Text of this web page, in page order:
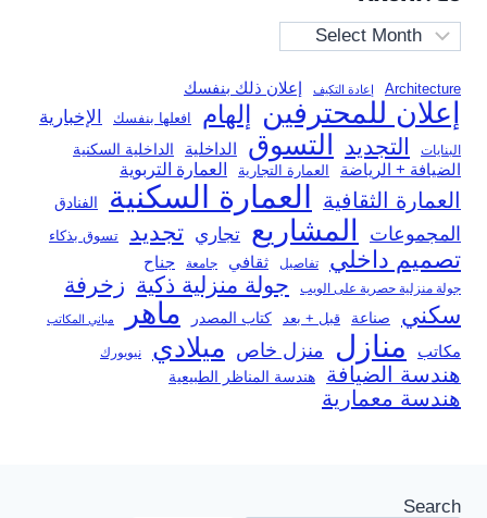
Archives
Architecture إعادة التكيف إعلان ذلك بنفسك
إعلان للمحترفين إلهام افعلها بنفسك الإخبارية
البنايات التجديد التسوق الداخلية الداخلية السكنية
الضيافة + الرياضة العمارة التجارية العمارة التربوية
العمارة الثقافية العمارة السكنية الفنادق
المجموعات المشاريع تجاري تجديد تسوق بذكاء
تصميم داخلي تفاصيل ثقافي جامعة جناح
جولة منزلية حصرية على الويب جولة منزلية ذكية زخرفة
سكني صناعة قبل + بعد كتاب المصدر ماهر مباني المكاتب
مكاتب منازل منزل خاص ميلادي نيويورك
هندسة الضيافة هندسة المناظر الطبيعية
هندسة معمارية
Search